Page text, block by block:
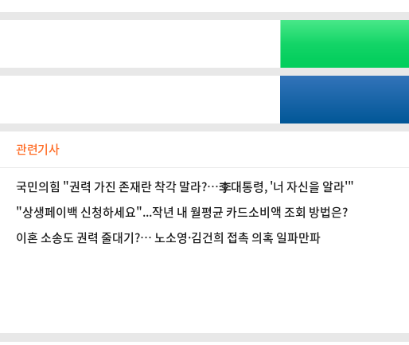
관련기사
국민의힘 "권력 가진 존재란 착각 말라?…李대통령, '너 자신을 알라'"
"상생페이백 신청하세요"...작년 내 월평균 카드소비액 조회 방법은?
이혼 소송도 권력 줄대기?… 노소영·김건희 접촉 의혹 일파만파